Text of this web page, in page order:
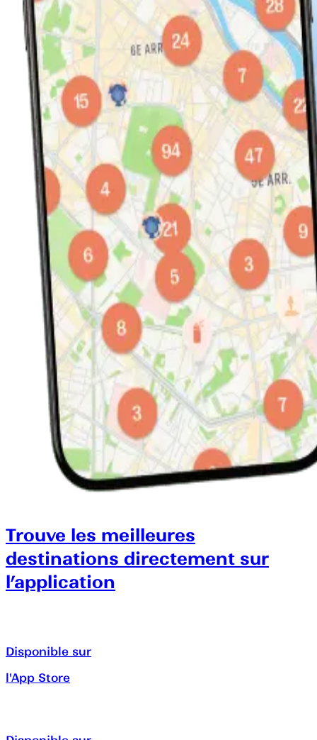
Trouve les meilleures
destinations directement sur
l’application
Disponible sur
l'App Store